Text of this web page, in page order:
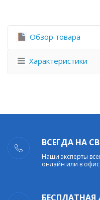
Обзор товара
Характеристики
ВСЕГДА НА
Наши эксперты
онлайн или в
БЕСПЛАТНАЯ